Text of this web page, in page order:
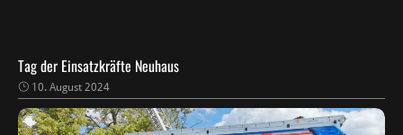
Tag der Einsatzkräfte Neuhaus
10. August 2024